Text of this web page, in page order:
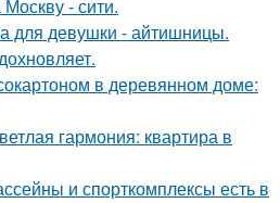
- сити.
для девушки - айтишницы.
в деревянном доме:
гармония: квартира в
и спорткомплексы есть в